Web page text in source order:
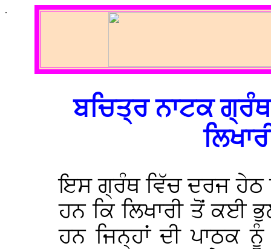
.
ਬਚਿਤ੍ਰ ਨਾਟਕ
ਇਸ ਗ੍ਰੰਥ ਵਿੱਚ ਦਰਜ
ਹਨ ਕਿ ਲਿਖਾਰੀ ਤੋਂ ਕਈ
ਹਨ ਜਿਨ੍ਹਾਂ ਦੀ ਪਾਠਕ